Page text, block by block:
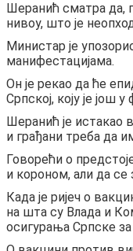
Шеранић сматра да,
нивоу, што је
Министар је
манифестацијама.
Он је рекао да ће
Српској, коју је још
Шеранић је истакао
и грађани треба да
Говорећи о
и короном, али да се
Када је ријеч о
на шта су Влада и
осигурања Српске